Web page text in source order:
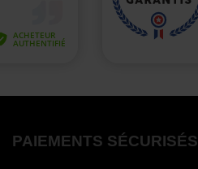
PAIEMENTS SÉCURISÉS